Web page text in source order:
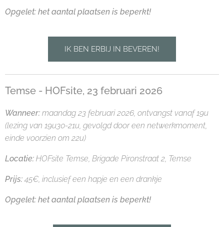
Opgelet: het aantal plaatsen is beperkt!
IK BEN ERBIJ IN BEVEREN!
Temse - HOFsite, 23 februari 2026
Wanneer: maandag 23 februari2026, ontvangst vanaf 19u
(lezing van 19u30-21u, gevolgd door een netwerkmoment,
einde voorzien om 22u)
Locatie: HOFsite Temse, Brigade Pironstraat 2, Temse
Prijs:45€, inclusief een hapje en een drankje
Opgelet: het aantal plaatsen is beperkt!